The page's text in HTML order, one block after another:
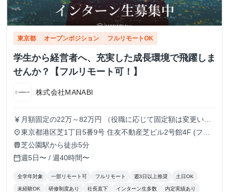
東京都 オープンポジション フルリモートOK
学生から経営者へ、充実した成長環境で飛躍しま
せんか？【フルリモート可！】
株式会社MANABI
currency_yen 月額固定の22万～82万円 （役職に応じて固定額は変更いた
します）
place東京都港区芝1丁目5番9号 住友不動産芝ビル2号館4F (フル
リモート/出勤は自由です)
train芝公園駅から徒歩5分
calendar_today週5日〜 / 週40時間〜
全学年対象 一部リモート可 フルリモート 週3日以上推奨 土日OK
未経験OK 研修制度あり 社長直下 インターン生多数 内定実績あり